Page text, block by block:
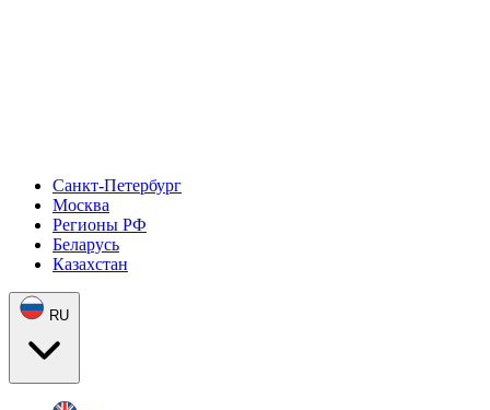
Санкт-Петербург
Москва
Регионы РФ
Беларусь
Казахстан
RU